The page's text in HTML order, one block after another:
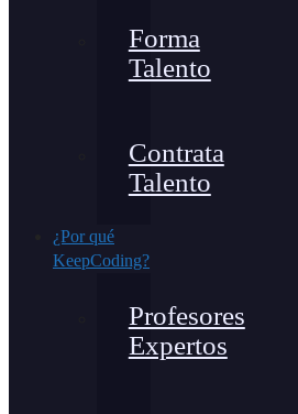
Forma
Talento
Contrata
Talento
¿Por qué
KeepCoding?
Profesores
Expertos